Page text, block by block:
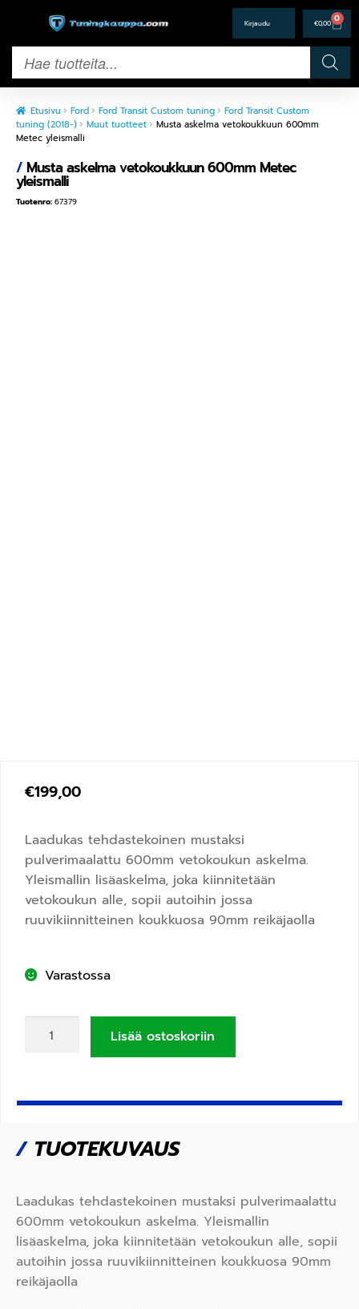
€0,00 0
Etusivu Ford Ford Transit Custom tuning
Ford Transit Custom
tuning (2018-)
Muut tuotteet
Musta askelma vetokoukkuun 600mm
Metec yleismalli
/Musta askelma vetokoukkuun 600mm Metec
yleismalli
Tuotenro: 67379
€199,00
Laadukas tehdastekoinen mustaksi
pulverimaalattu 600mm vetokoukun askelma.
Yleismallin lisäaskelma, joka kiinnitetään
vetokoukun alle, sopii autoihin jossa
ruuvikiinnitteinen koukkuosa 90mm reikäjaolla
Varastossa
Lisää ostoskoriin
/TUOTEKUVAUS
Laadukas tehdastekoinen mustaksi pulverimaalattu
600mm vetokoukun askelma. Yleismallin
lisäaskelma, joka kiinnitetään vetokoukun alle, sopii
autoihin jossa ruuvikiinnitteinen koukkuosa 90mm
reikäjaolla